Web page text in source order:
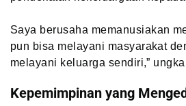
Saya berusaha memanusiakan
pun bisa melayani masyarakat
melayani keluarga sendiri,”
Kepemimpinan yang